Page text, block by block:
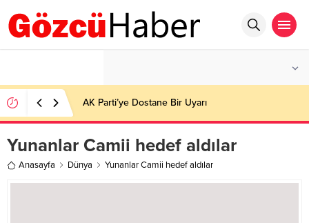
AK Parti’ye Dostane Bir Uyarı
Yunanlar Camii hedef aldılar
Anasayfa Dünya Yunanlar Camii hedef aldılar